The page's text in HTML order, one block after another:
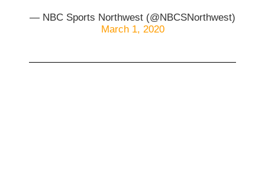
— NBC Sports Northwest (@NBCSNorthwest)
March 1, 2020